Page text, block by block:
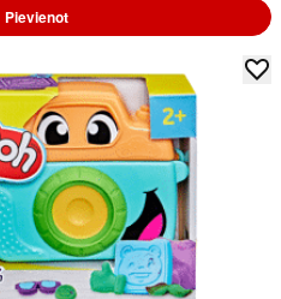
Pievienot